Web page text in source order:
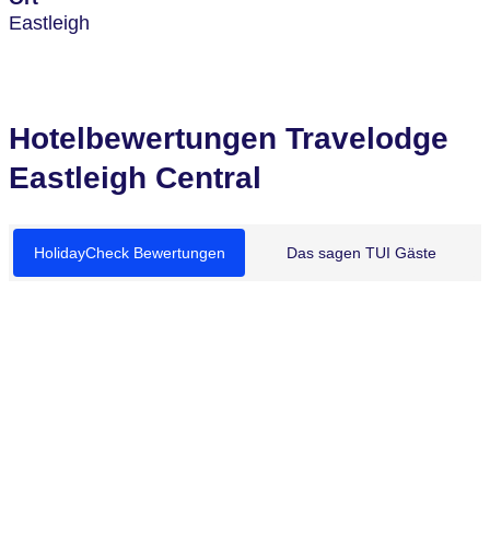
Eastleigh
Hotelbewertungen Travelodge
Eastleigh Central
HolidayCheck Bewertungen Das sagen TUI Gäste